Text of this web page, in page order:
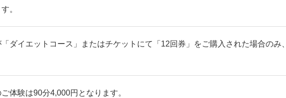
。
ダイエットコース」またはチケットにて「12回券」をご購入された場合のみ、
体験は90分4,000円となります。